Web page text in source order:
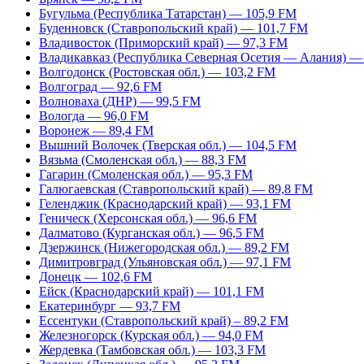
Бугульма (Республика Татарстан) — 105,9 FM
Буденновск (Ставропольский край) — 101,7 FM
Владивосток (Приморский край) — 97,3 FM
Владикавказ (Республика Северная Осетия — Алания)
Волгодонск (Ростовская обл.) — 103,2 FM
Волгоград — 92,6 FM
Волноваха (ДНР) — 99,5 FM
Вологда — 96,0 FM
Воронеж — 89,4 FM
Вышний Волочек (Тверская обл.) — 104,5 FM
Вязьма (Смоленская обл.) — 88,3 FM
Гагарин (Смоленская обл.) — 95,3 FM
Галюгаевская (Ставропольский край) — 89,8 FM
Геленджик (Краснодарский край) — 93,1 FM
Геническ (Херсонская обл.) — 96,6 FM
Далматово (Курганская обл.) — 96,5 FM
Дзержинск (Нижегородская обл.) — 89,2 FM
Димитровград (Ульяновская обл.) — 97,1 FM
Донецк — 102,6 FM
Ейск (Краснодарский край) — 101,1 FM
Екатеринбург — 93,7 FM
Ессентуки (Ставропольский край) – 89,2 FM
Железногорск (Курская обл.) — 94,0 FM
Жердевка (Тамбовская обл.) — 103,3 FM